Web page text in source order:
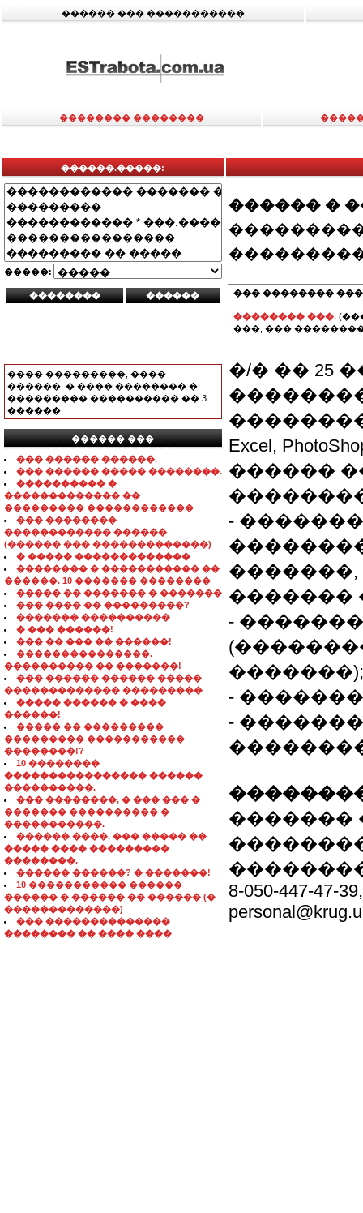
������ ��� �����������
�������� ��������
������.�����:
�����:
���� ���������, ����
������, � ���� �������� �
��������� ���������� �� 3
������.
������ ���
���������������
��� ������ ������.
��� ������ ����� ��������.
���������� �
������������� ��
��������� ������������
��� ��������
������������ ������
(������ ��� �������������)
� ����� �������������
�������� � ����������� ��
������. 10 ������� ��������
����� �� ������� � �������
��� ���� �� ���������?
������� ����������
� ��� ������!
��� �� ��� �� ������!
���������������.
���������� �� �������!
��� ������ ������ �����
������������� ���������
����� ������ � ����
������!
����� �� ���������
��������� �����������
��������!?
10 ��������
���������������� ������
����������.
��� ��������, � ��� ��� �
������� ���������� �
�����������.
������ ����. ��� ����� ��
����� ���� ���������
��������.
������ ������? � �������!
10 ����������� ������
������ � ������ �� ������ (�
�������������)
��� ��������������
�������� �� ���� ����
������ �
��� ��������
�������� ���.
���, ���
�/� �� 25
Excel,
������
-
�������
-
�������);
-
-
�������
8-050-447-47-